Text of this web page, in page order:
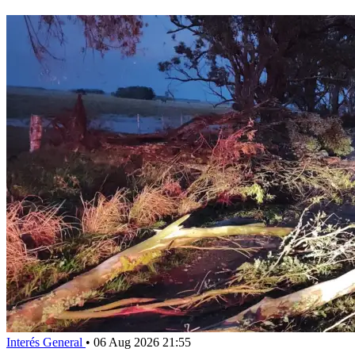
Interés General • 06 Aug 2026 21:55